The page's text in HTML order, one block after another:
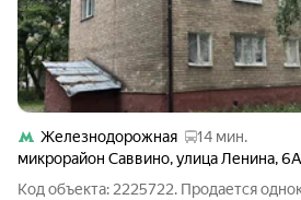
Железнодорожная
14 мин.
микрорайон Саввино,улица Ленина,6А
Код объекта: 2225722. Продается